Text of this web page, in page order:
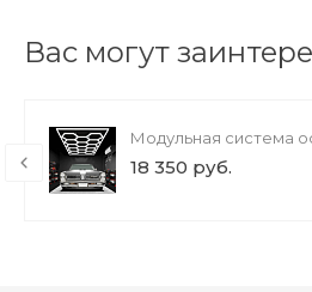
Вас могут
Модульная система
18 350 руб.